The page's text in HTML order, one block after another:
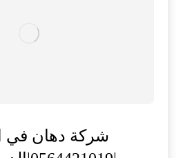
شركة دهان في